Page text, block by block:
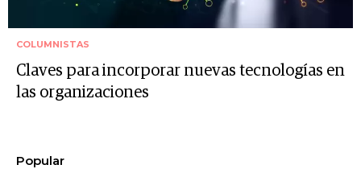
COLUMNISTAS
Claves para incorporar nuevas tecnologías en
las organizaciones
Popular